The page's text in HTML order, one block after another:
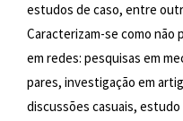
estudos de caso, entre
Caracterizam-se como não
em redes: pesquisas em
pares, investigação em
discussões casuais,